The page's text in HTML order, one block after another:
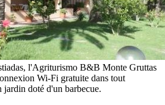
l'Agriturismo B&B Monte Gruttas
Wi-Fi gratuite dans tout
jardin doté d'un barbecue.